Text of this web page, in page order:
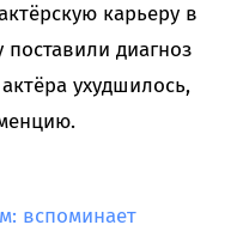
карьеру в
поставили диагноз
ухудшилось,
вспоминает